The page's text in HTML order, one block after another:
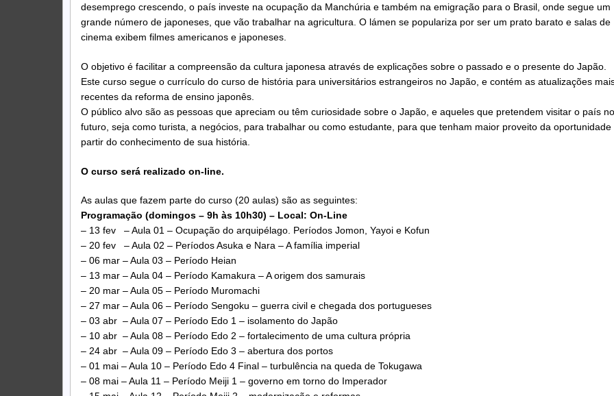
desemprego crescendo, o país investe na ocupação da Manchúria e também na emigração para o Brasil, onde segue um
grande número de japoneses, que vão trabalhar na agricultura. O lámen se populariza por ser um prato barato e salas de
cinema exibem filmes americanos e japoneses.
O objetivo é facilitar a compreensão da cultura japonesa através de explicações sobre o passado e o presente do Japão.
Este curso segue o currículo do curso de história para universitários estrangeiros no Japão, e contém as atualizações
recentes da reforma de ensino japonês.
O público alvo são as pessoas que apreciam ou têm curiosidade sobre o Japão, e aqueles que pretendem visitar o país no
futuro, seja como turista, a negócios, para trabalhar ou como estudante, para que tenham maior proveito da oportunidade
partir do conhecimento de sua história.
O curso será realizado on-line.
As aulas que fazem parte do curso (20 aulas) são as seguintes:
Programação (domingos – 9h às 10h30) – Local: On-Line
– 13 fev – Aula 01 – Ocupação do arquipélago. Períodos Jomon, Yayoi e Kofun
– 20 fev – Aula 02 – Períodos Asuka e Nara – A família imperial
– 06 mar – Aula 03 – Período Heian
– 13 mar – Aula 04 – Período Kamakura – A origem dos samurais
– 20 mar – Aula 05 – Período Muromachi
– 27 mar – Aula 06 – Período Sengoku – guerra civil e chegada dos portugueses
– 03 abr – Aula 07 – Período Edo 1 – isolamento do Japão
– 10 abr – Aula 08 – Período Edo 2 – fortalecimento de uma cultura própria
– 24 abr – Aula 09 – Período Edo 3 – abertura dos portos
– 01 mai – Aula 10 – Período Edo 4 Final – turbulência na queda de Tokugawa
– 08 mai – Aula 11 – Período Meiji 1 – governo em torno do Imperador